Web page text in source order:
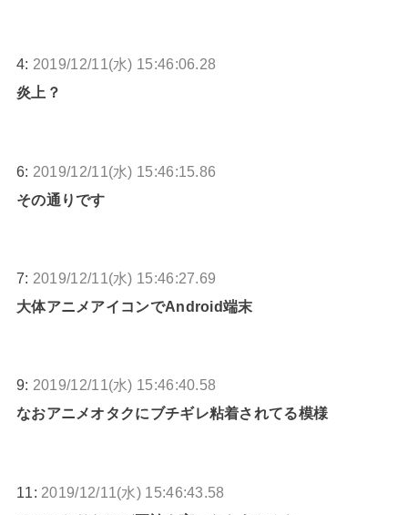
4: 2019/12/11(水) 15:46:06.28
炎上？
6: 2019/12/11(水) 15:46:15.86
その通りです
7: 2019/12/11(水) 15:46:27.69
大体アニメアイコンでAndroid端末
9: 2019/12/11(水) 15:46:40.58
なおアニメオタクにブチギレ粘着されてる模様
11: 2019/12/11(水) 15:46:43.58